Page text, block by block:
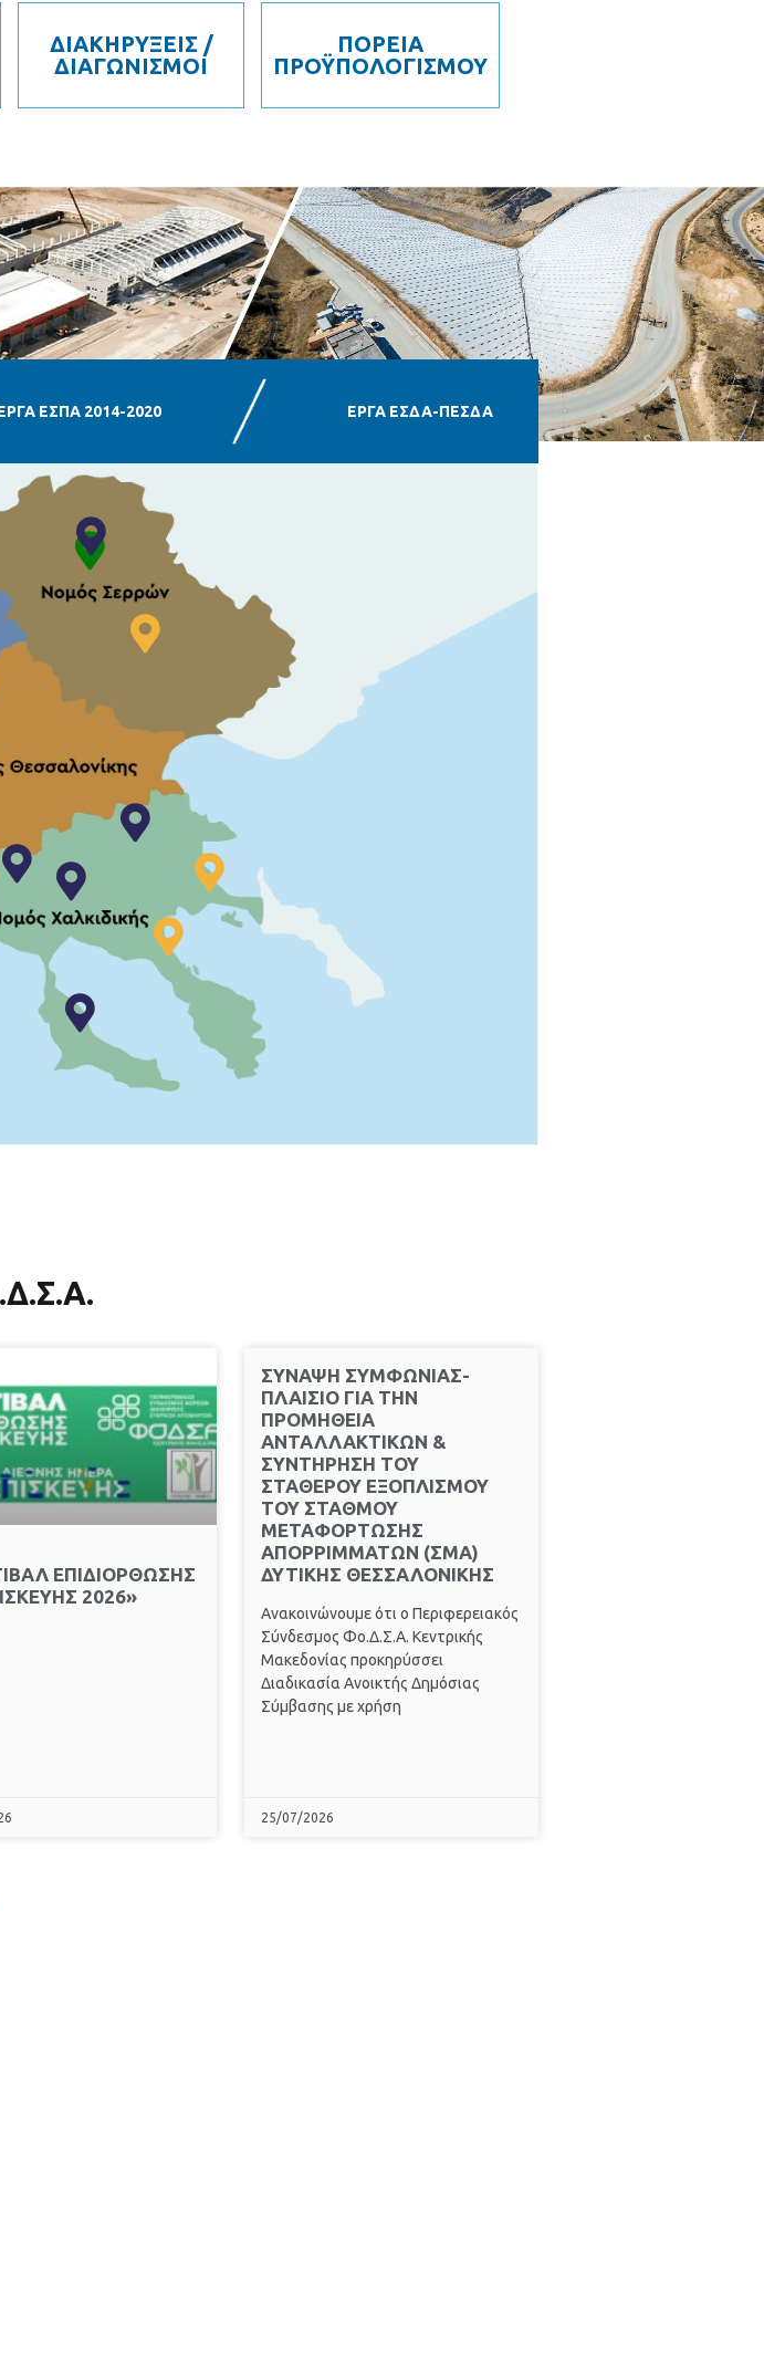
ΔΙΑΚΗΡΥΞΕΙΣ /
ΔΙΑΓΩΝΙΣΜΟΙ
ΠΟΡΕΙΑ
ΠΡΟΫΠΟΛΟΓΙΣΜΟΥ
ΕΣΠΑ 2014-2020 ΕΡΓΑ ΕΣΔΑ-ΠΕΣΔΑ
έργο ΧΥΤΑ ΕΔΕΣΣΑΣ
έργο ΧΥΤΑ Αλμωπίας
για το έργο ΜΕΒΑ Πέλλας
για το έργο ΧΥΤΑ Γιαννιτσών
Τοποθεσία: Πίνακας πληροφοριών για το έργο ΧΥΤΑ Κασσάνδρας
για το έργο ΧΥΤΑ Λιτοχώρου
για το έργο ΜΕΒΑ Πιερίας
για το έργο ΧΥΤΑ Κατερίνης
Τοποθεσία: Πίνακας πληροφοριών για το έργο ΧΥΤΑ Ανθεμούντας
Τοποθεσία: Πίνακας πληροφοριών για το έργο ΧΥΤΑ Αρναίας
Τοποθεσία: Πίνακας πληροφοριών για το έργο ΜΕΑ Σερρών
Τοποθεσία: Πίνακας πληροφοριών για το έργο ΧΥΤΑ Σερρών
Τοποθεσία: Πίνακας πληροφοριών για το έργο ΣΜΑ Νέας Ζίχνης
Τοποθεσία: Πίνακας πληροφοριών για το έργο ΣΜΑ Ιερισσού
Τοποθεσία: Πίνακας πληροφοριών για το έργο ΣΜΑ Σιθωνίας
για το έργο ΣΜΑ Αλεξάνδρειας
Πίνακας πληροφοριών για το έργο ΣΜΑ Ευκαρπίας
Πίνακας πληροφοριών για το έργο ΣΜΑ ΕΠΑΝΟΜΗΣ
πληροφοριών για το έργο MEBA ΚΙΛΚΙΣ
πληροφοριών για το έργο ΧΥΤΑ-Υ ΚΙΛΚΙΣ
πληροφοριών για το έργο ΣΜΑ ΚΙΛΚΙΣ
Πίνακας πληροφοριών για το έργο ΚΔΑΥ ΤΑΓΑΡΑΔΩΝ
Πίνακας πληροφοριών για το έργο ΜΕΑ ΑΝΑΤΟΛΙΚΟΥ ΤΟΜΕΑ ΠΚΜ
Πίνακας πληροφοριών για το έργο ΜΕΒΑ ΑΝΑΤΟΛΙΚΟΥ ΤΟΜΕΑ ΠΚΜ
Πίνακας πληροφοριών για το έργο ΜΕΑ ΔΥΤΙΚΟΥ ΤΟΜΕΑ ΠΚΜ
Πληροφορίες για το έργο ΜΕΒΑ ΔΥΤΙΚΟΥ ΤΟΜΕΑ ΠΚΜ
Πληροφορίες για το έργο ΧΥΤΑ ΜΑΥΡΟΡΑΧΗΣ
Τοποθεσία: Πληροφορίες για το έργο ΧΥΤΑ ΠΟΛΥΓΥΡΟΥ
ΕΠΙΔΙΟΡΘΩΣΗΣ
2026»
ΣΥΝΑΨΗ ΣΥΜΦΩΝΙΑΣ-
ΠΛΑΙΣΙΟ ΓΙΑ ΤΗΝ
ΠΡΟΜΗΘΕΙΑ
ΑΝΤΑΛΛΑΚΤΙΚΩΝ &
ΣΥΝΤΗΡΗΣΗ ΤΟΥ
ΣΤΑΘΕΡΟΥ ΕΞΟΠΛΙΣΜΟΥ
ΤΟΥ ΣΤΑΘΜΟΥ
ΜΕΤΑΦΟΡΤΩΣΗΣ
ΑΠΟΡΡΙΜΜΑΤΩΝ (ΣΜΑ)
ΔΥΤΙΚΗΣ ΘΕΣΣΑΛΟΝΙΚΗΣ
Ανακοινώνουμε ότι ο Περιφερειακός
Σύνδεσμος Φο.Δ.Σ.Α. Κεντρικής
Μακεδονίας προκηρύσσει
Διαδικασία Ανοικτής Δημόσιας
Σύμβασης με χρήση
25/07/2026